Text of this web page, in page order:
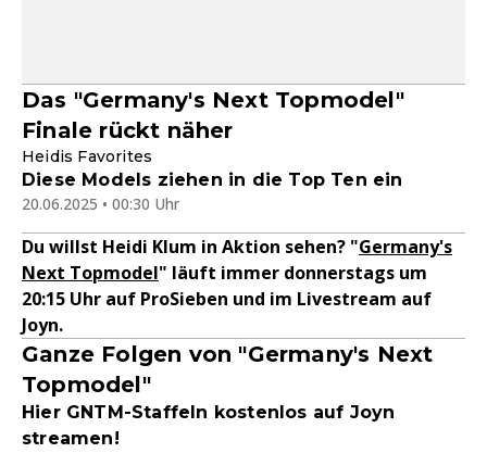
Das "Germany's Next Topmodel"
Finale rückt näher
Heidis Favorites
Diese Models ziehen in die Top Ten ein
20.06.2025 • 00:30 Uhr
Du willst Heidi Klum in Aktion sehen? "Germany's
Next Topmodel" läuft immer donnerstags um
20:15 Uhr auf ProSieben und im Livestream auf
Joyn.
Ganze Folgen von "Germany's Next
Topmodel"
Hier GNTM-Staffeln kostenlos auf Joyn
streamen!